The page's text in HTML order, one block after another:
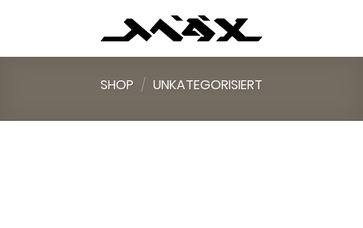
SHOP / UNKATEGORISIERT